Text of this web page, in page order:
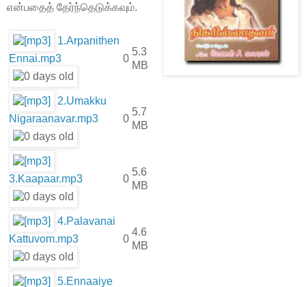
என்பதைத் தேர்ந்தெடுக்கவும்.
1.Arpanithen
Ennai.mp3
0
5.3
MB
2.Umakku
Nigaraanavar.mp3
0
5.7
MB
3.Kaapaar.mp3 0
5.6
MB
4.Palavanai
Kattuvom.mp3
0
4.6
MB
5.Ennaaiye